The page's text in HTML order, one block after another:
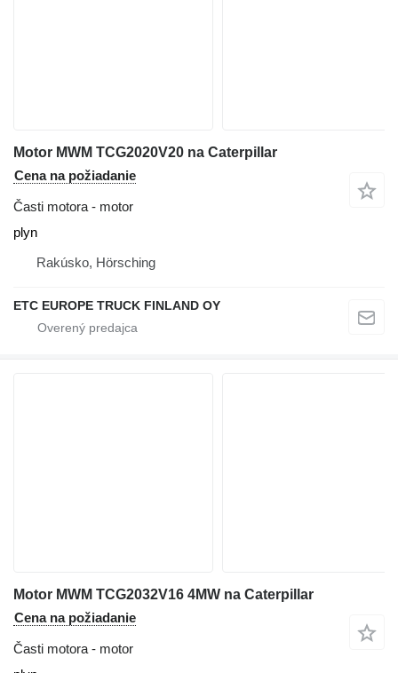
Motor MWM TCG2020V20 na Caterpillar
Cena na požiadanie
Časti motora - motor
plyn
Rakúsko, Hörsching
ETC EUROPE TRUCK FINLAND OY
Motor MWM TCG2032V16 4MW na Caterpillar
Cena na požiadanie
Časti motora - motor